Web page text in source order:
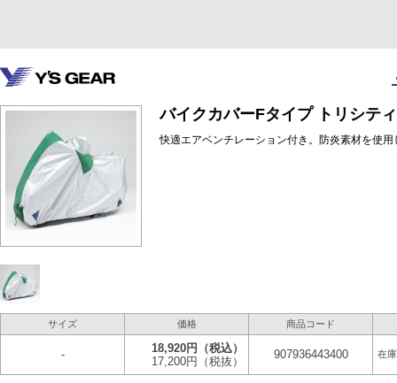
バイクカバーFタイプ トリシテ
快適エアベンチレーション付き。防炎素材を使
サイズ 価格 商品コード
- 18,920円
（税込）
17,200円
（税抜）
907936443400 在